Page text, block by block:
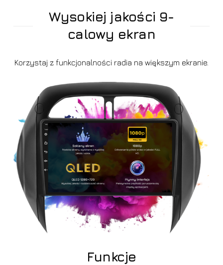
Wysokiej jakości 9-
calowy ekran
Korzystaj z funkcjonalności radia na większym ekranie.
Funkcje